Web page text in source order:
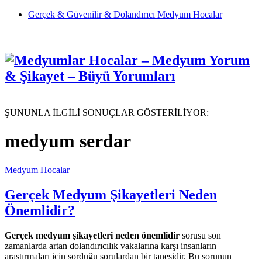
Gerçek & Güvenilir & Dolandırıcı Medyum Hocalar
ŞUNUNLA İLGİLİ SONUÇLAR GÖSTERİLİYOR:
medyum serdar
Medyum Hocalar
Gerçek Medyum Şikayetleri Neden
Önemlidir?
Gerçek medyum şikayetleri neden önemlidir sorusu son
zamanlarda artan dolandırıcılık vakalarına karşı insanların
araştırmaları için sorduğu sorulardan bir tanesidir. Bu sorunun